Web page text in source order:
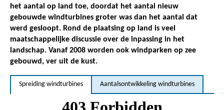
het aantal op land toe, doordat het aantal nieuw
gebouwde windturbines groter was dan het aantal dat
werd gesloopt. Rond de plaatsing op land is veel
maatschappelijke discussie over de inpassing in het
landschap. Vanaf 2008 worden ook windparken op zee
gebouwd, ver uit de kust.
Spreiding windturbines Aantalsontwikkeling windturbines